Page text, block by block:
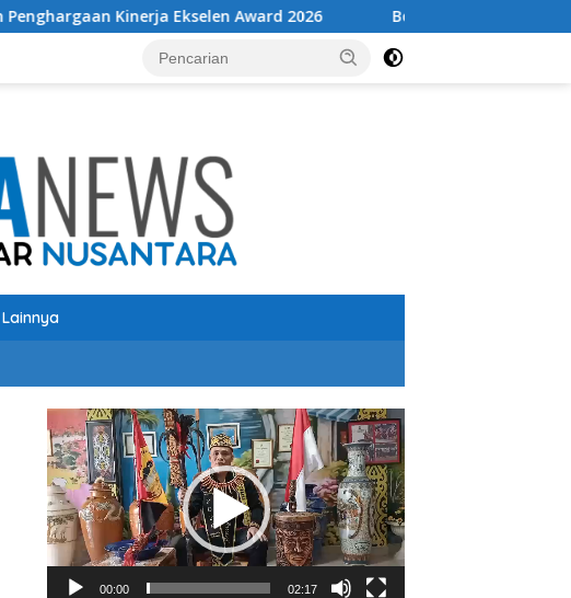
Ekselen Award 2026 Bolehkah mencabut cas HP sebelum
Lainnya
Pemutar
Video
00:00 02:17